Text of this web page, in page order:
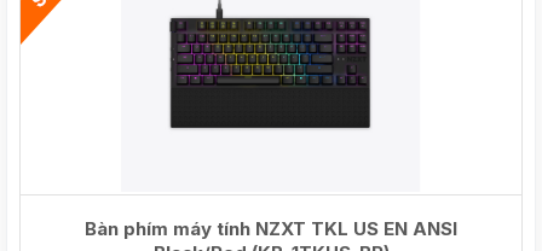
Bàn phím máy tính NZXT TKL US EN ANSI